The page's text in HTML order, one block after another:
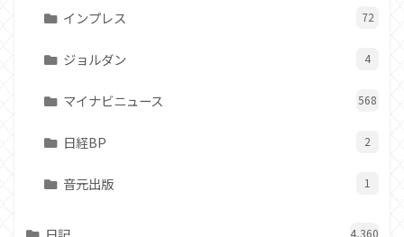
インプレス 72
ジョルダン 4
マイナビニュース 568
日経BP 2
音元出版 1
4,360